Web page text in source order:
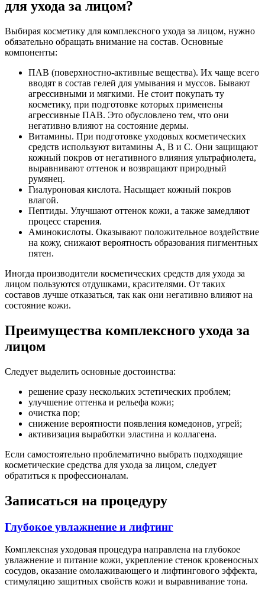
для ухода за лицом?
Выбирая косметику для комплексного ухода за лицом, нужно
обязательно обращать внимание на состав. Основные
компоненты:
ПАВ (поверхностно-активные вещества). Их чаще всего
вводят в состав гелей для умывания и муссов. Бывают
агрессивными и мягкими. Не стоит покупать ту
косметику, при подготовке которых применены
агрессивные ПАВ. Это обусловлено тем, что они
негативно влияют на состояние дермы.
Витамины. При подготовке уходовых косметических
средств используют витамины А, В и С. Они защищают
кожный покров от негативного влияния ультрафиолета,
выравнивают оттенок и возвращают природный
румянец.
Гиалуроновая кислота. Насыщает кожный покров
влагой.
Пептиды. Улучшают оттенок кожи, а также замедляют
процесс старения.
Аминокислоты. Оказывают положительное воздействие
на кожу, снижают вероятность образования пигментных
пятен.
Иногда производители косметических средств для ухода за
лицом пользуются отдушками, красителями. От таких
составов лучше отказаться, так как они негативно влияют на
состояние кожи.
Преимущества комплексного ухода за
лицом
Следует выделить основные достоинства:
решение сразу нескольких эстетических проблем;
улучшение оттенка и рельефа кожи;
очистка пор;
снижение вероятности появления комедонов, угрей;
активизация выработки эластина и коллагена.
Если самостоятельно проблематично выбрать подходящие
косметические средства для ухода за лицом, следует
обратиться к профессионалам.
Записаться на процедуру
Глубокое увлажнение и лифтинг
Комплексная уходовая процедура направлена на глубокое
увлажнение и питание кожи, укрепление стенок кровеносных
сосудов, оказание омолаживающего и лифтингового эффекта,
стимуляцию защитных свойств кожи и выравнивание тона.